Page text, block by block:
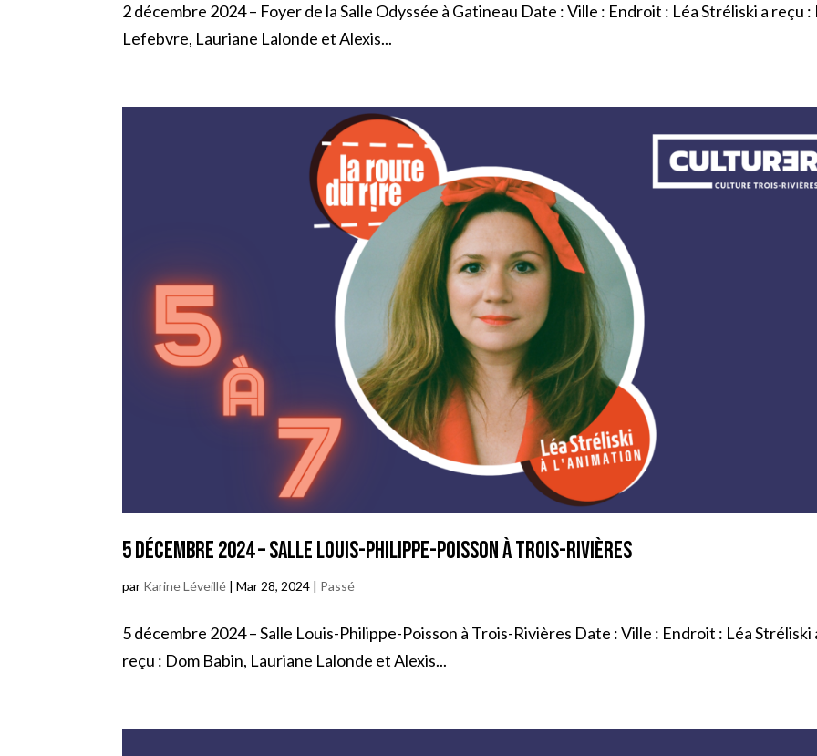
2 décembre 2024 – Foyer de la Salle Odyssée à Gatineau Date : Ville : Endroit : Léa Stréliski a reçu :
Lefebvre, Lauriane Lalonde et Alexis...
5 décembre 2024 – Salle Louis-Philippe-Poisson à Trois-Rivières
par Karine Léveillé |Mar 28, 2024 | Passé
5 décembre 2024 – Salle Louis-Philippe-Poisson à Trois-Rivières Date : Ville : Endroit : Léa Stréliski
reçu : Dom Babin, Lauriane Lalonde et Alexis...